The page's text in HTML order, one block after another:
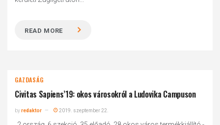
READ MORE
GAZDASÁG
Civitas Sapiens’19: okos városokról a Ludovika Campuson
byredaktor 2019. szeptember 22.